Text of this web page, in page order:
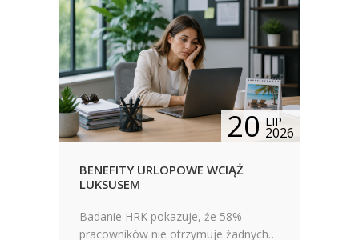
20 LIP
2026
BENEFITY URLOPOWE WCIĄŻ
LUKSUSEM
Badanie HRK pokazuje, że 58%
pracowników nie otrzymuje żadnych